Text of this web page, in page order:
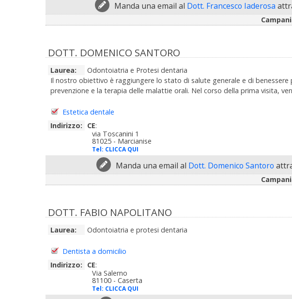
Manda una email al Dott. Francesco Iaderosa
DOTT. DOMENICO SANTORO
Laurea:
Odontoiatria e Protesi dentaria
Il nostro obiettivo è raggiungere lo stato di salute generale e di
prevenzione e la terapia delle malattie orali. Nel corso della prima visita,
Estetica dentale
Indirizzo:
CE:
via Toscanini 1
81025 - Marcianise
Tel: CLICCA QUI
Manda una email al Dott. Domenico Santoro
DOTT. FABIO NAPOLITANO
Laurea: Odontoiatria e protesi dentaria
Dentista a domicilio
Indirizzo:
CE:
Via Salerno
81100 - Caserta
Tel: CLICCA QUI